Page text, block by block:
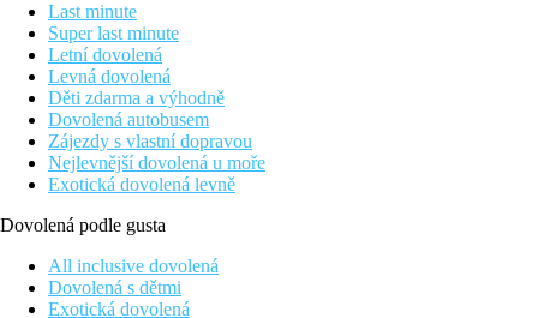
Odlet z Prahy, přílet na letiště Funchal, transfer do hotelu a
Last minute
Super last minute
Letní dovolená
Levná dovolená
Děti zdarma a výhodně
Dovolená autobusem
Zájezdy s vlastní dopravou
Nejlevnější dovolená u moře
Exotická dovolená levně
Dovolená podle gusta
All inclusive dovolená
Dovolená s dětmi
Exotická dovolená